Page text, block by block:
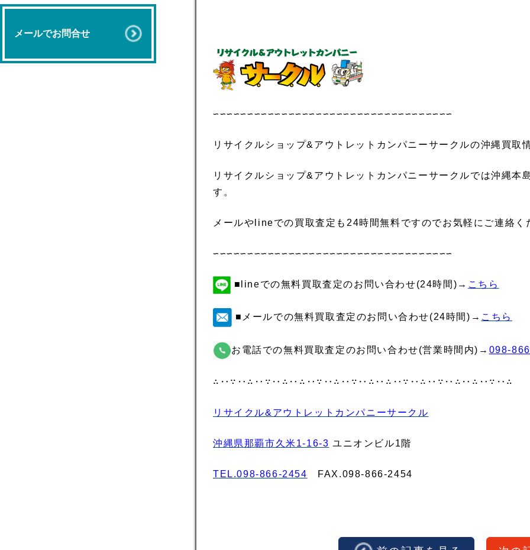
メールでお問合せ
∽∽∽∽∽∽∽∽∽∽∽∽∽∽∽∽∽∽∽∽∽∽∽∽∽∽∽∽∽∽∽∽∽∽∽
リサイクルショップ&アウトレットカンパニーサークルの沖縄買取
リサイクルショップ&アウトレットカンパニーサークルでは沖縄本
す。
メールやlineでの買取査定も24時間無料ですのでお気軽にご連絡く
∽∽∽∽∽∽∽∽∽∽∽∽∽∽∽∽∽∽∽∽∽∽∽∽∽∽∽∽∽∽∽∽∽∽∽
■lineでの無料買取査定のお問い合わせ(24時間)→ こちら
■メールでの無料買取査定のお問い合わせ(24時間)→ こちら
お電話での無料買取査定のお問い合わせ(営業時間内)→ 098-
∴‥∵‥∴‥∵‥∴‥∴‥∵‥∴‥∵‥∴‥∴‥∵‥∴‥∵‥∴‥∴‥∵‥∴
リサイクル&アウトレットカンパニーサークル
沖縄県那覇市久米1-16-3 ユニオンビル1階
TEL.098-866-2454 FAX.098‐866‐2454